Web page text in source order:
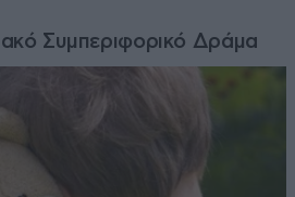
Συμπεριφορικό Δράμα